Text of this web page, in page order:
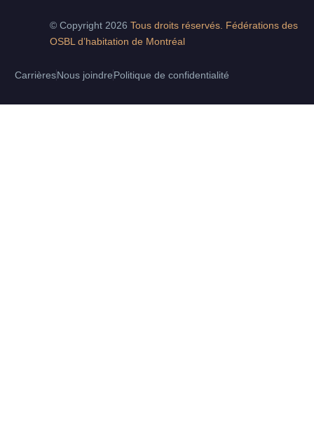
© Copyright 2026 Tous droits réservés. Fédérations des
OSBL d’habitation de Montréal
Carrières Nous joindre Politique de confidentialité